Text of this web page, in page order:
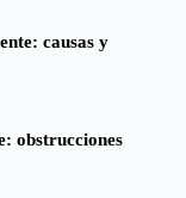
causas y
obstrucciones